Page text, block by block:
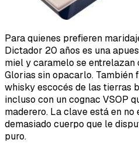
Para quienes prefieren
Dictador 20 años es una
miel y caramelo se
Glorias sin opacarlo. También
whisky escocés de las tierras
incluso con un cognac VSOP
maderero. La clave está en
demasiado cuerpo que le
puro.